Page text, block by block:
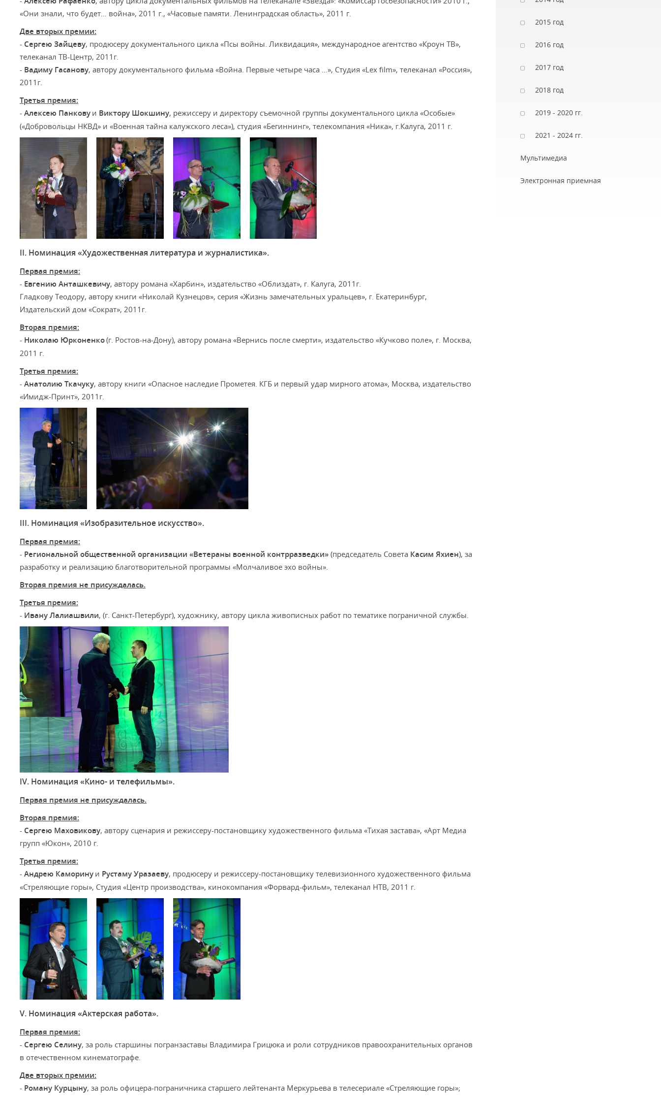
«Они знали, что будет… война», 2011 г., «Часовые памяти. Ленинградская область», 2011 г.
Две вторых премии:
- Сергею Зайцеву, продюсеру документального цикла «Псы войны. Ликвидация», международное агентство «Кроун ТВ»,
телеканал ТВ-Центр, 2011г.
- Вадиму Гасанову, автору документального фильма «Война. Первые четыре часа …», Студия «Lex film», телеканал «Россия»,
2011г.
Третья премия:
- Алексею Панкову и Виктору Шокшину, режиссеру и директору съемочной группы документального цикла «Особые»
(«Добровольцы НКВД» и «Военная тайна калужского леса»), студия «Бегиннинг», телекомпания «Ника», г.Калуга, 2011 г.
II. Номинация «Художественная литература и журналистика».
Первая премия:
- Евгению Анташкевичу, автору романа «Харбин», издательство «Облиздат», г. Калуга, 2011г.
Гладкову Теодору, автору книги «Николай Кузнецов», серия «Жизнь замечательных уральцев», г. Екатеринбург,
Издательский дом «Сократ», 2011г.
Вторая премия:
- Николаю Юрконенко(г. Ростов-на-Дону), автору романа «Вернись после смерти», издательство «Кучково поле», г. Москва,
2011 г.
Третья премия:
- Анатолию Ткачуку, автору книги «Опасное наследие Прометея. КГБ и первый удар мирного атома», Москва, издательство
«Имидж-Принт», 2011г.
III. Номинация «Изобразительное искусство».
Первая премия:
- Региональной общественной организации «Ветераны военной контрразведки» (председатель Совета Касим Яхиен), за
разработку и реализацию благотворительной программы «Молчаливое эхо войны».
Вторая премия не присуждалась.
Третья премия:
- Ивану Лалиашвили, (г. Санкт-Петербург), художнику, автору цикла живописных работ по тематике пограничной службы.
IV. Номинация «Кино- и телефильмы».
Первая премия не присуждалась.
Вторая премия:
- Сергею Маховикову, автору сценария и режиссеру-постановщику художественного фильма «Тихая застава», «Арт Медиа
групп «Юкон», 2010 г.
Третья премия:
- Андрею Каморину и Рустаму Уразаеву, продюсеру и режиссеру-постановщику телевизионного художественного фильма
«Стреляющие горы», Студия «Центр производства», кинокомпания «Форвард-фильм», телеканал НТВ, 2011 г.
V. Номинация «Актерская работа».
Первая премия:
- Сергею Селину, за роль старшины погранзаставы Владимира Грицюка и роли сотрудников правоохранительных органов
в отечественном кинематографе.
Две вторых премии:
- Роману Курцыну, за роль офицера-пограничника старшего лейтенанта Меркурьева в телесериале «Стреляющие горы»;
2015 год
2016 год
2017 год
2018 год
2019 - 2020 гг.
2021 - 2024 гг.
Мультимедиа
Электронная приемная